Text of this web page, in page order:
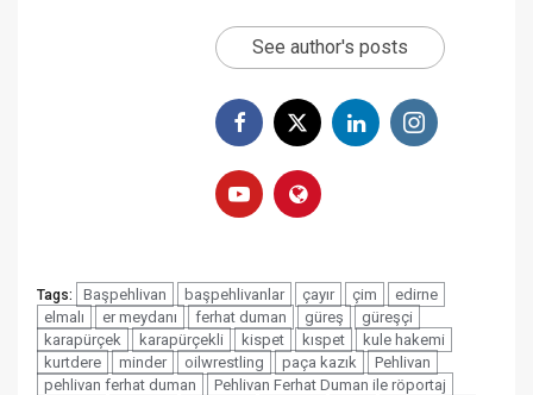
See author's posts
Tags: Başpehlivan başpehlivanlar çayır çim
edirne
elmalı
er meydanı ferhat duman güreş
güreşçi
karapürçek
karapürçekli kispet kıspet
kule hakemi
kurtdere
minder oilwrestling paça kazık
Pehlivan
pehlivan ferhat duman
Pehlivan Ferhat Duman ile röportaj